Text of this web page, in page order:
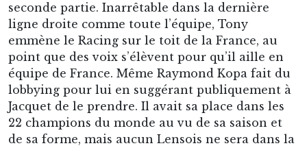
seconde partie. Inarrêtable dans la dernière
ligne droite comme toute l’équipe, Tony
emmène le Racing sur le toit de la France, au
point que des voix s’élèvent pour qu’il aille en
équipe de France. Même Raymond Kopa fait du
lobbying pour lui en suggérant publiquement à
Jacquet de le prendre. Il avait sa place dans les
22 champions du monde au vu de sa saison et
de sa forme, mais aucun Lensois ne sera dans la